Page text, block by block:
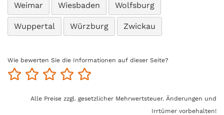
Weimar Wiesbaden Wolfsburg
Wuppertal Würzburg Zwickau
Wie bewerten Sie die Informationen auf dieser Seite?
Alle Preise zzgl. gesetzlicher Mehrwertsteuer. Änderungen und
Irrtümer vorbehalten!